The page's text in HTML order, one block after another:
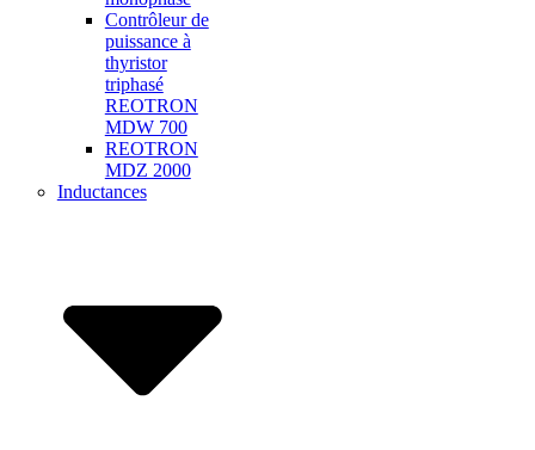
Contrôleur de
puissance à
thyristor
triphasé
REOTRON
MDW 700
REOTRON
MDZ 2000
Inductances